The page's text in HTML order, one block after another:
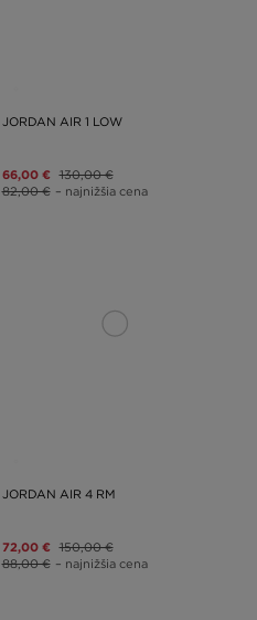
JORDAN AIR 1 LOW
66,00 € 130,00 €
82,00 € – najnižšia cena
JORDAN AIR 4 RM
72,00 € 150,00 €
88,00 € – najnižšia cena